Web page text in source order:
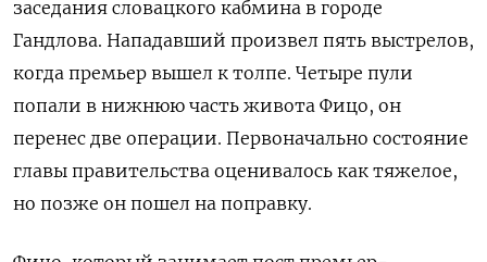
заседания словацкого кабмина в городе
Гандлова. Нападавший произвел пять выстрелов,
когда премьер вышел к толпе. Четыре пули
попали в нижнюю часть живота Фицо, он
перенес две операции. Первоначально состояние
главы правительства оценивалось как тяжелое,
но позже он пошел на поправку.